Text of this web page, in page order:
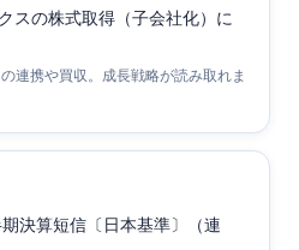
スの株式取得（子会社化）に
携や買収。成長戦略が読み取れま
決算短信〔日本基準〕（連